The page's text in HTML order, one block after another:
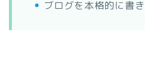
ブログを本格的に書